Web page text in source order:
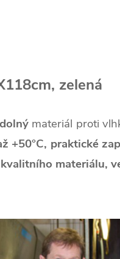
zelená
materiál proti
+50°C, praktické
kvalitního materiálu,